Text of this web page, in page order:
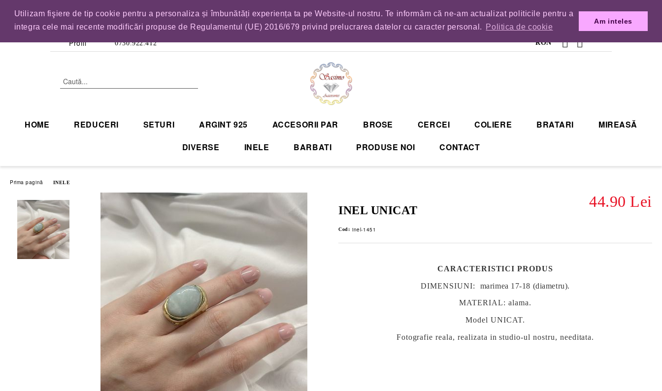
Utilizam fişiere de tip cookie pentru a personaliza și îmbunătăți experiența ta pe Website-ul nostru. Te informăm că ne-am actualizat politicile pentru a
integra cele mai recente modificări propuse de Regulamentul (UE) 2016/679 privind prelucrarea datelor cu caracter personal.
Politica de cookie
Am inteles
IN CURAND INCHIDEM LISTA DE COMENZI PENTRU SFANTA MARIA. VA RUGAM SA VA PLASATI COMENZILE DIN TIMP.
Profil 0730.922.412 RON
HOME REDUCERI SETURI ARGINT 925 ACCESORII PAR BROSE CERCEI COLIERE BRATARI
MIREASĂ
DIVERSE
INELE BARBATI PRODUSE NOI CONTACT
Prima pagină INELE
INEL UNICAT 44.90 Lei
Cod: inel-1451
CARACTERISTICI PRODUS
DIMENSIUNI: marimea 17-18 (diametru).
MATERIAL: alama.
Model UNICAT.
Fotografie reala, realizata in studio-ul nostru, needitata.